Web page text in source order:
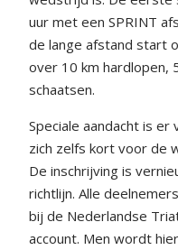
uur met een SPRINT
de lange afstand start
over 10 km hardlopen,
schaatsen.
Speciale aandacht is
zich zelfs kort voor de
De inschrijving is
richtlijn. Alle
bij de Nederlandse
account. Men wordt